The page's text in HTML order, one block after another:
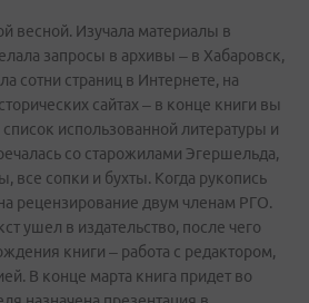
весной. Изучала материалы в
запросы в архивы – в Хабаровск,
сотни страниц в Интернете, на
сайтах – в конце книги вы
использованной литературы и
со старожилами Эгершельда,
все сопки и бухты. Когда рукопись
рецензирование двум членам РГО.
ушел в издательство, после чего
книги – работа с редактором,
В конце марта книга придет во